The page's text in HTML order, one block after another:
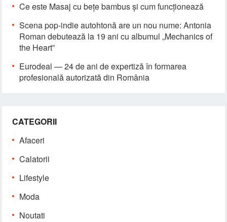
Ce este Masaj cu bețe bambus și cum funcționează
Scena pop-indie autohtonă are un nou nume: Antonia
Roman debutează la 19 ani cu albumul „Mechanics of
the Heart”
Eurodeal — 24 de ani de expertiză în formarea
profesională autorizată din România
CATEGORII
Afaceri
Calatorii
Lifestyle
Moda
Noutati